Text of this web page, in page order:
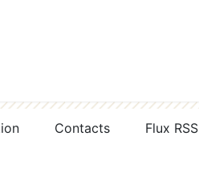
Contacts Flux RSS